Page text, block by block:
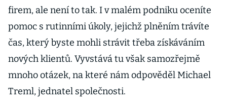
firem, ale není to tak. I v malém podniku oceníte
pomoc s rutinními úkoly, jejichž plněním trávíte
čas, který byste mohli strávit třeba získáváním
nových klientů. Vyvstává tu však samozřejmě
mnoho otázek, na které nám odpověděl Michael
Treml, jednatel společnosti.